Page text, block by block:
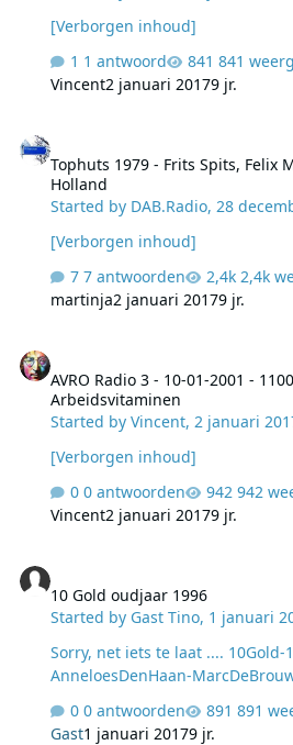
[Verborgen inhoud]
1 antwoord
841
Vincent2 januari 20179 jr.
Tophuts 1979 - Frits Spits, Felix
Holland
Started by DAB.Radio,28
[Verborgen inhoud]
7 antwoorden
2,4k
martinja2 januari 20179 jr.
AVRO Radio 3 - 10-01-2001 -
Arbeidsvitaminen
Started byVincent,2 januari
[Verborgen inhoud]
0 antwoorden
942
Vincent2 januari 20179 jr.
10 Gold oudjaar 1996
Started by Gast Tino, 1 januari
Sorry, net iets te laat .... 10Gold-19961231-2335-0035-
AnneloesDenHaan-
0 antwoorden
891
Gast1 januari 20179 jr.